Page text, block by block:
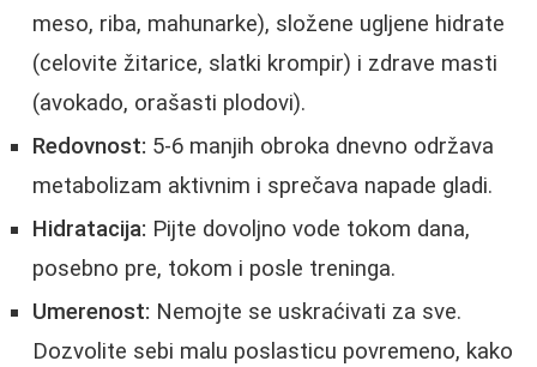
meso, riba, mahunarke), složene ugljene hidrate
(celovite žitarice, slatki krompir) i zdrave masti
(avokado, orašasti plodovi).
Redovnost: 5-6 manjih obroka dnevno održava
metabolizam aktivnim i sprečava napade gladi.
Hidratacija: Pijte dovoljno vode tokom dana,
posebno pre, tokom i posle treninga.
Umerenost: Nemojte se uskraćivati za sve.
Dozvolite sebi malu poslasticu povremeno, kako